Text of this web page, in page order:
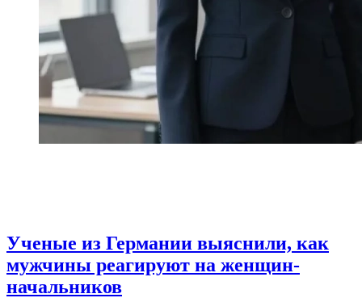
Ученые из Германии выяснили, как
мужчины реагируют на женщин-
начальников